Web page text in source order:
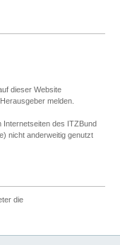
dieser Website
melden.
Internetseiten des ITZBund
nicht anderweitig genutzt
die